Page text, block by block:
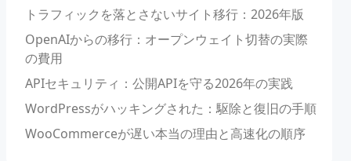
トラフィックを落とさないサイト移行：2026年版
OpenAIからの移行：オープンウェイト切替の実際
の費用
APIセキュリティ：公開APIを守る2026年の実践
WordPressがハッキングされた：駆除と復旧の手順
WooCommerceが遅い本当の理由と高速化の順序